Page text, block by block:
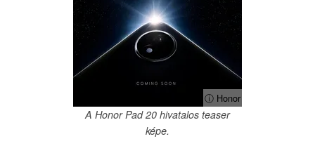
ⓘ Honor
A Honor Pad 20 hivatalos teaser
képe.